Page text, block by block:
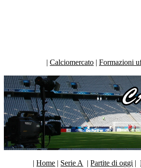
| Calciomercato | Formazioni
|Home | Serie A |Partite di oggi |